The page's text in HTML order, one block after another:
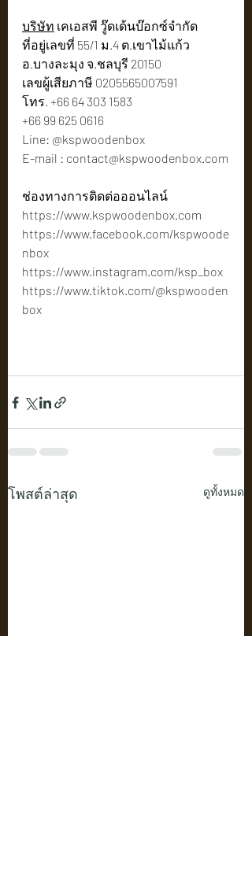
บริษัท เคเอสพี วู๊ดเด้นบ๊อกซ์จำกัด
ที่อยู่เลขที่ 55/1 ม.4 ต.เขาไม้แก้ว
อ.บางละมุง จ.ชลบุรี 20150
เลขผู้เสียภาษี 0205565007591
โทร. +66 64 303 1583
+66 99 625 0616
Line: @kspwoodenbox
E-mail : contact@kspwoodenbox.com
ช่องทางการติดต่อออนไลน์
https://www.kspwoodenbox.com
https://www.facebook.com/kspwoode
nbox
https://www.instagram.com/ksp_box
https://www.tiktok.com/@kspwooden
box
โพสต์ล่าสุด ดูทั้งหมด